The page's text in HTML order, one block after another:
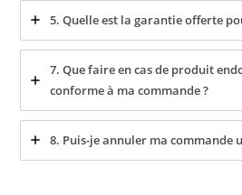
5. Quelle est la garantie offerte
7. Que faire en cas de produit
conforme à ma commande ?
8. Puis-je annuler ma commande